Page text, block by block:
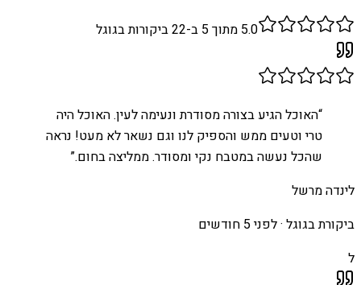
5.0 מתוך 5 ב- 22ביקורות בגוגל
“האוכל הגיע בצורה מסודרת ונעימה לעין. האוכל היה
טרי וטעים ממש והספיק לנו וגם נשאר לא מעט! נראה
שהכל נעשה במטבח נקי ומסודר. ממליצה בחום.”
לינדה מרשל
ביקורת בגוגל ·לפני 5 חודשים
ל